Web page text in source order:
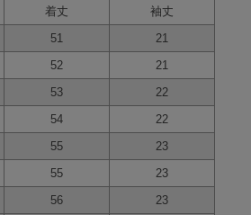
着丈
袖丈
51
21
52
21
53
22
54
22
55
23
55
23
56
23